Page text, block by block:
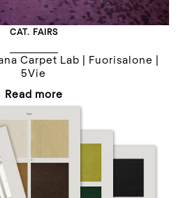
CAT. FAIRS
Carpet Lab | Fuorisalone |
5Vie
Read more